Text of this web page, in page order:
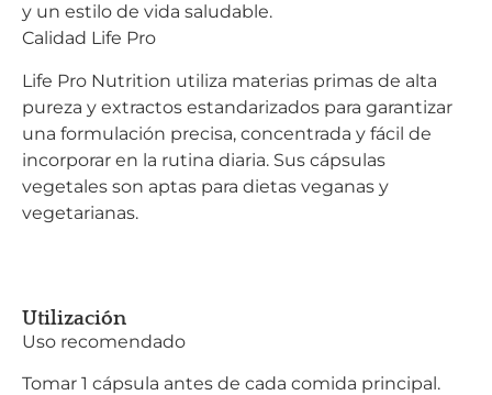
y un estilo de vida saludable.
Calidad Life Pro
Life Pro Nutrition utiliza materias primas de alta
pureza y extractos estandarizados para garantizar
una formulación precisa, concentrada y fácil de
incorporar en la rutina diaria. Sus cápsulas
vegetales son aptas para dietas veganas y
vegetarianas.
Utilización
Uso recomendado
Tomar 1 cápsula antes de cada comida principal.